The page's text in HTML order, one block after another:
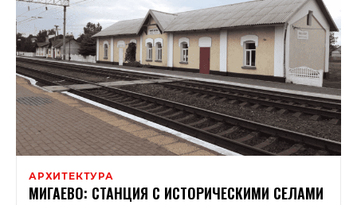
АРХИТЕКТУРА
МИГАЕВО: СТАНЦИЯ С ИСТОРИЧЕСКИМИ СЕЛАМИ